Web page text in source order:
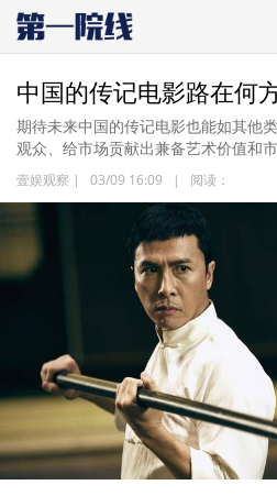
中国的传记电影路在何
期待未来中国的传记电影也能如其他
观众、给市场贡献出兼备艺术价值和市
壹娱观察 | 03/09 16:09 | 阅读：